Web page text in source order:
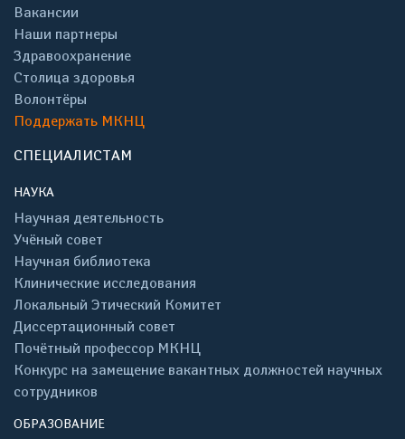
Вакансии
Наши партнеры
Здравоохранение
Столица здоровья
Волонтёры
Поддержать МКНЦ
СПЕЦИАЛИСТАМ
НАУКА
Научная деятельность
Учёный совет
Научная библиотека
Клинические исследования
Локальный Этический Комитет
Диссертационный совет
Почётный профессор МКНЦ
Конкурс на замещение вакантных должностей научных
сотрудников
ОБРАЗОВАНИЕ